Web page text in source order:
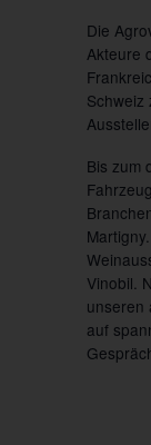
Die
Akteure
Bis zum
Vinobil.
unseren
auf